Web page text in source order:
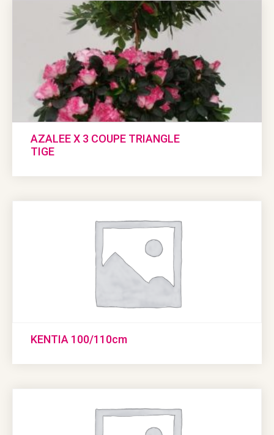
AZALEE X 3 COUPE TRIANGLE
TIGE
KENTIA 100/110cm